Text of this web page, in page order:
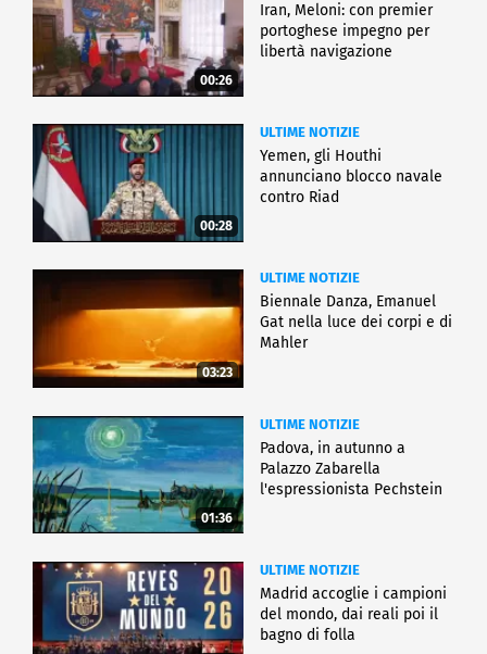
00:26
Iran, Meloni: con premier
portoghese impegno per
libertà navigazione
00:28
ULTIME NOTIZIE
Yemen, gli Houthi
annunciano blocco navale
contro Riad
03:23
ULTIME NOTIZIE
Biennale Danza, Emanuel
Gat nella luce dei corpi e di
Mahler
01:36
ULTIME NOTIZIE
Padova, in autunno a
Palazzo Zabarella
l'espressionista Pechstein
ULTIME NOTIZIE
Madrid accoglie i campioni
del mondo, dai reali poi il
bagno di folla